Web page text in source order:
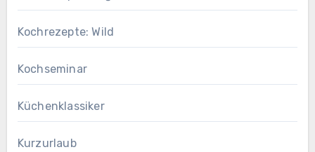
Kochrezepte: Wild
Kochseminar
Küchenklassiker
Kurzurlaub